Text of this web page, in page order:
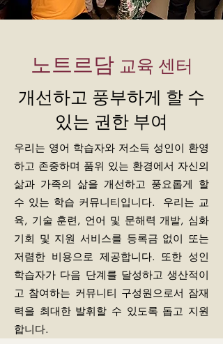
노트르담 교육 센터
개선하고 풍부하게 할 수
있는 권한 부여
우리는 영어 학습자와 저소득 성인이 환영
하고 존중하며 품위 있는 환경에서 자신의
삶과 가족의 삶을 개선하고 풍요롭게 할
수 있는 학습 커뮤니티입니다. 우리는 교
육, 기술 훈련, 언어 및 문해력 개발, 심화
기회 및 지원 서비스를 등록금 없이 또는
저렴한 비용으로 제공합니다. 또한 성인
학습자가 다음 단계를 달성하고 생산적이
고 참여하는 커뮤니티 구성원으로서 잠재
력을 최대한 발휘할 수 있도록 돕고 지원
합니다.